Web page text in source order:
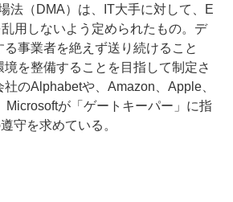
法（DMA）は、IT大手に対して、E
用しないよう定められたもの。デ
る事業者を絶えず送り続けること
を整備することを目指して制定さ
のAlphabetや、Amazon、Apple、
Microsoftが「ゲートキーパー」に指
守を求めている。